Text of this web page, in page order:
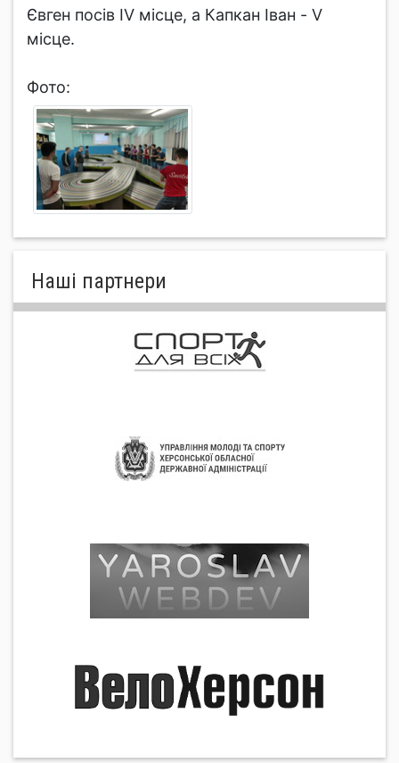
Євген посів IV місце, а Капкан Іван - V
місце.
Фото:
Нашi партнери